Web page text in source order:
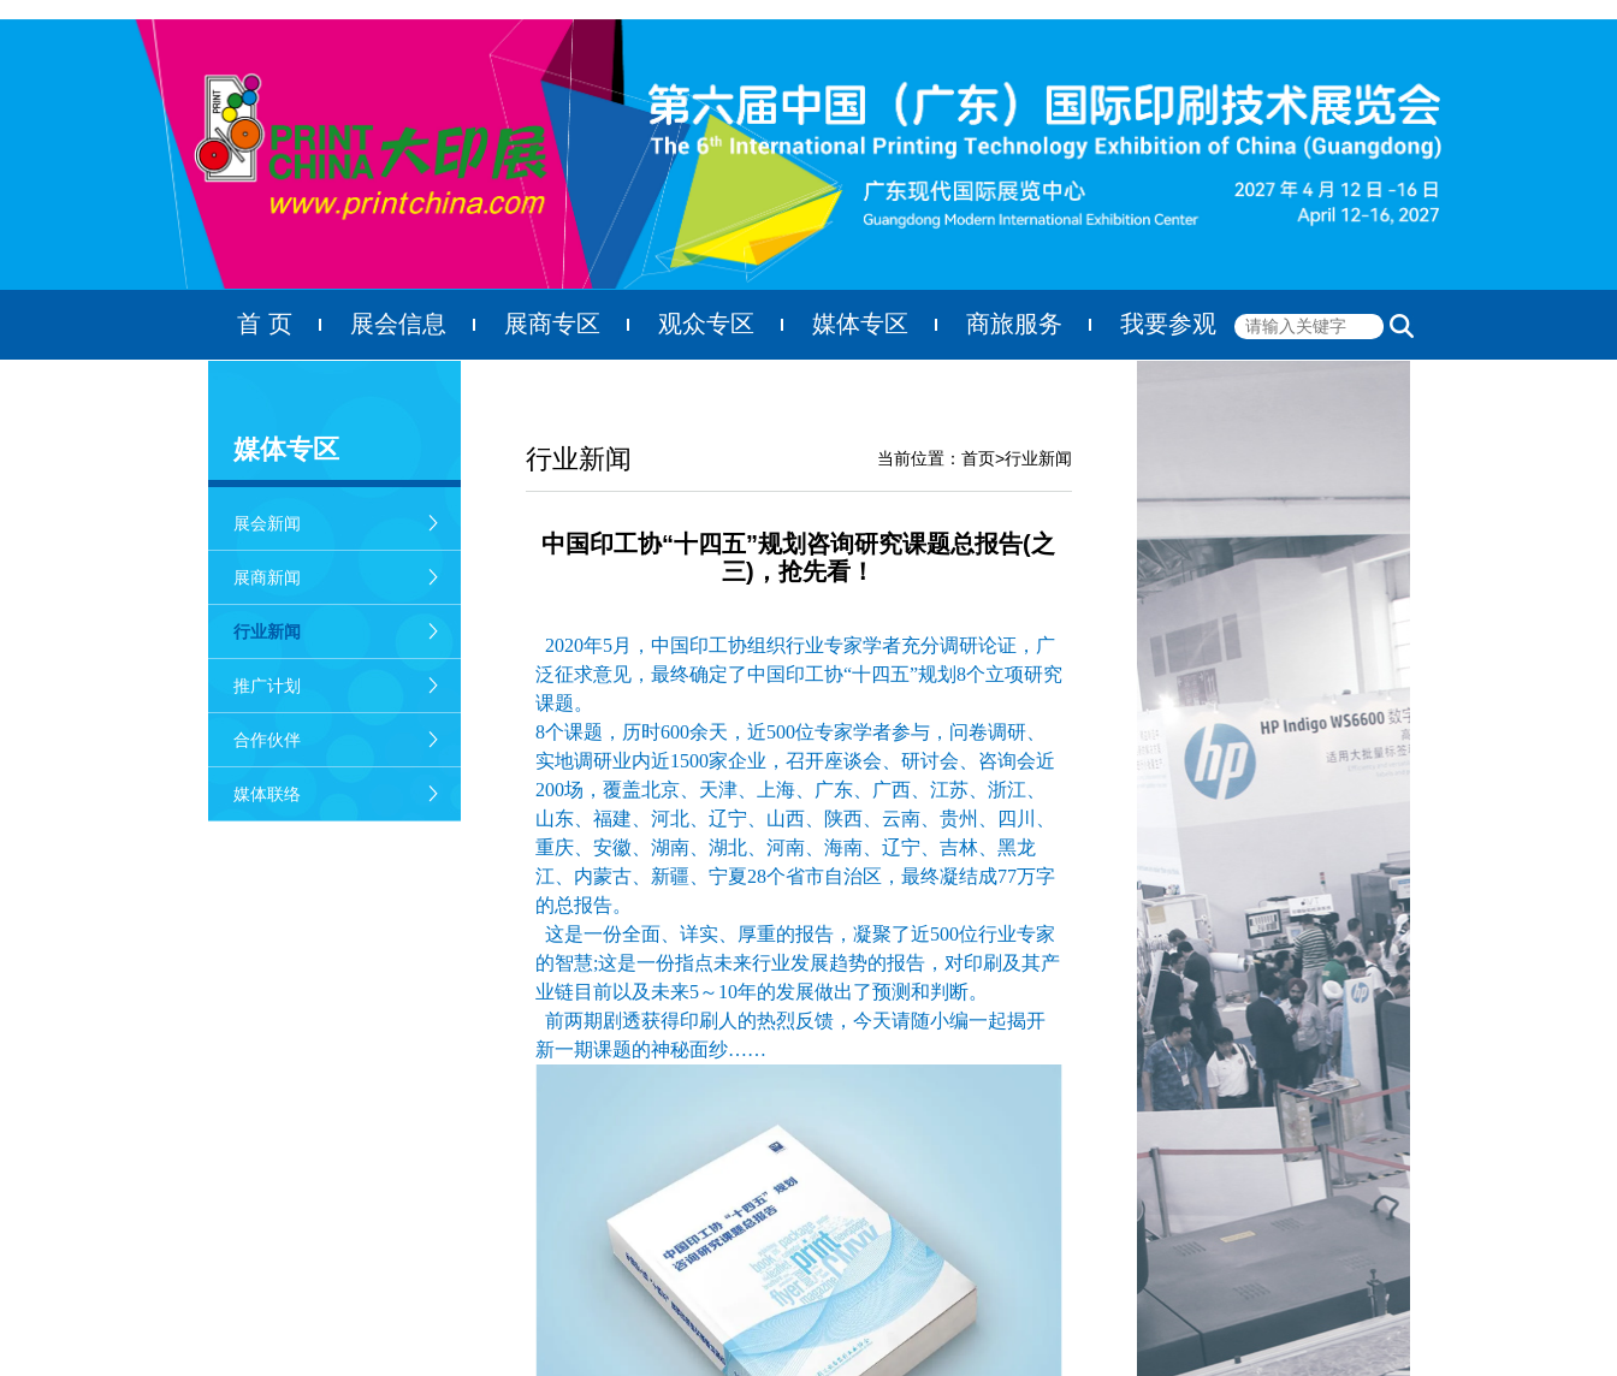
首 页 展会信息 展商专区 观众专区 媒体专区 商旅服务 我要参观 ENGLISH
媒体专区
展会新闻
展商新闻
行业新闻
推广计划
合作伙伴
媒体联络
行业新闻 当前位置： 首页>行业新闻
中国印工协“十四五”规划咨询研究课题总报告(之
三)，抢先看！
2020年5月，中国印工协组织行业专家学者充分调研论证，广
泛征求意见，最终确定了中国印工协“十四五”规划8个立项研究
课题。
8个课题，历时600余天，近500位专家学者参与，问卷调研、
实地调研业内近1500家企业，召开座谈会、研讨会、咨询会近
200场，覆盖北京、天津、上海、广东、广西、江苏、浙江、
山东、福建、河北、辽宁、山西、陕西、云南、贵州、四川、
重庆、安徽、湖南、湖北、河南、海南、辽宁、吉林、黑龙
江、内蒙古、新疆、宁夏28个省市自治区，最终凝结成77万字
的总报告。
这是一份全面、详实、厚重的报告，凝聚了近500位行业专家
的智慧;这是一份指点未来行业发展趋势的报告，对印刷及其产
业链目前以及未来5～10年的发展做出了预测和判断。
前两期剧透获得印刷人的热烈反馈，今天请随小编一起揭开
新一期课题的神秘面纱……